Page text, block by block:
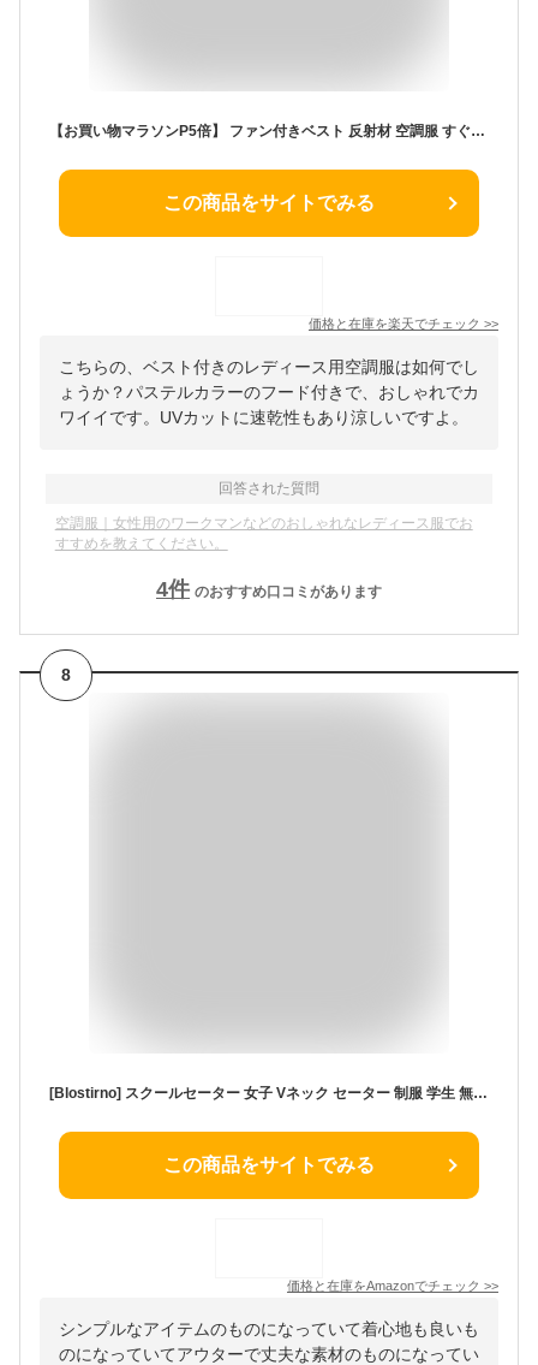
【お買い物マラソンP5倍】 ファン付きベスト 反射材 空調服 すぐ使える フルセット 20000mAhバッテリー 大容量 10000mAh UVカット 速乾 涼しい 快適 作業服 アウトドア ゴルフ用 メンズ レディース 帽子付き S〜4XL対応
この商品をサイトでみる
価格と在庫を楽天でチェック >>
こちらの、ベスト付きのレディース用空調服は如何でし
ょうか？パステルカラーのフード付きで、おしゃれでカ
ワイイです。UVカットに速乾性もあり涼しいですよ。
回答された質問
空調服｜女性用のワークマンなどのおしゃれなレディース服でお
すすめを教えてください。
4件 のおすすめ口コミがあります
8
[Blostirno] スクールセーター 女子 Vネック セーター 制服 学生 無地 綿 女子高校生 ネイビー（JP0073NY-XL）
この商品をサイトでみる
価格と在庫をAmazonでチェック >>
シンプルなアイテムのものになっていて着心地も良いも
のになっていてアウターで丈夫な素材のものになってい